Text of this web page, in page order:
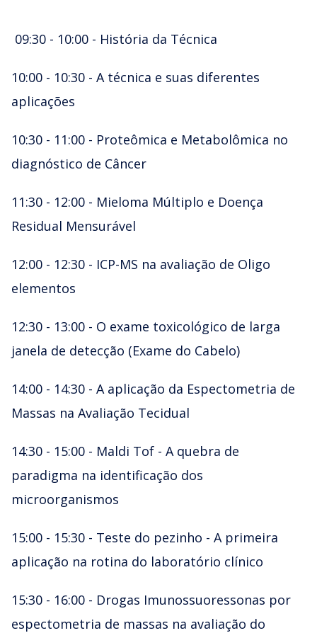
09:30 - 10:00 - História da Técnica
10:00 - 10:30 - A técnica e suas diferentes
aplicações
10:30 - 11:00 - Proteômica e Metabolômica no
diagnóstico de Câncer
11:30 - 12:00 - Mieloma Múltiplo e Doença
Residual Mensurável
12:00 - 12:30 - ICP-MS na avaliação de Oligo
elementos
12:30 - 13:00 - O exame toxicológico de larga
janela de detecção (Exame do Cabelo)
14:00 - 14:30 - A aplicação da Espectometria de
Massas na Avaliação Tecidual
14:30 - 15:00 - Maldi Tof - A quebra de
paradigma na identificação dos
microorganismos
15:00 - 15:30 - Teste do pezinho - A primeira
aplicação na rotina do laboratório clínico
15:30 - 16:00 - Drogas Imunossuoressonas por
espectometria de massas na avaliação do